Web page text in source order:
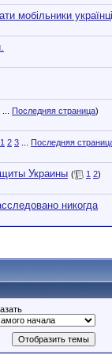
мобільники
Последняя страница)
1 2 3
Последняя
Украины ( 1 2)
никогда